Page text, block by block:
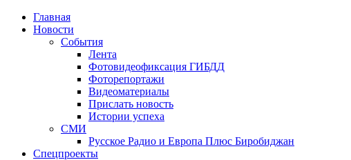
Главная
Новости
События
Лента
Фотовидеофиксация ГИБДД
Фоторепортажи
Видеоматериалы
Прислать новость
Истории успеха
СМИ
Русское Радио и Европа Плюс Биробиджан
Спецпроекты